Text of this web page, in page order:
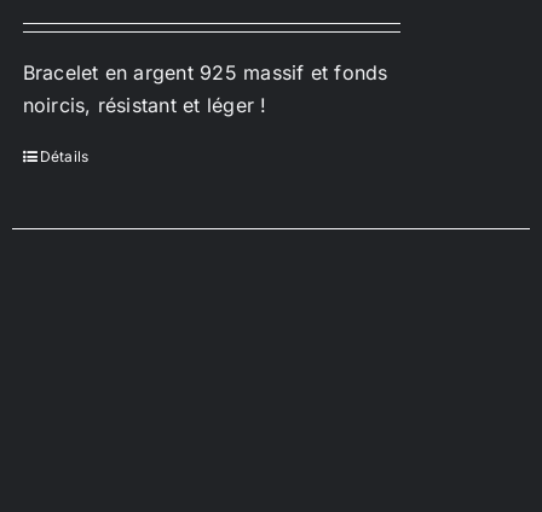
Bracelet en argent 925 massif et fonds
noircis, résistant et léger !
Détails